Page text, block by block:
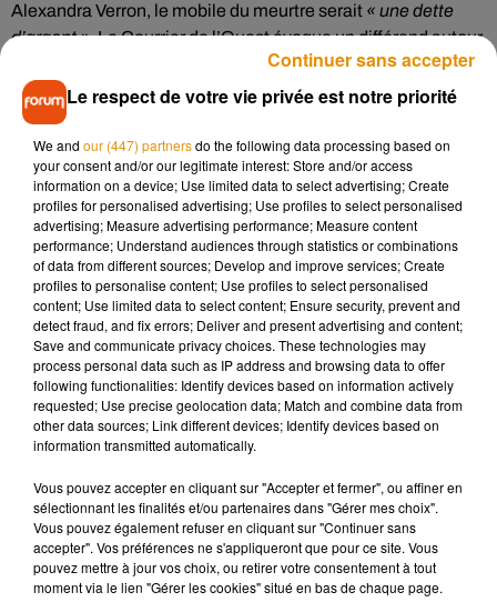
Alexandra Verron, le mobile du meurtre serait « une dette
d’argent ».Le Courrier de l’Ouestévoque un différend autour
Le suspect, arrivé en voiture sur les lieux, a pris la fuite.« Les
investigations sont en cours pour identifier et retrouver le
tireur et d’éventuels complices », indique la procureure.
Musique
6 août 2026
Pomme emprunte le décor de l’émission
« Loups Garous » pour son...
6 août 2026
La version réécrite de « Beautiful Day »
interprétée lors des...
Le respect de votre vie privée est notre priorité
We and our (447) partnersdo the following data processing based on
your consent and/or our legitimate interest: Store and/or access
information on a device; Use limited data to select advertising; Create
profiles for personalised advertising; Use profiles to select personalised
advertising; Measure advertising performance; Measure content
performance; Understand audiences through statistics or combinations
of data from different sources; Develop and improve services; Create
profiles to personalise content; Use profiles to select personalised
content; Use limited data to select content; Ensure security, prevent and
detect fraud, and fix errors; Deliver and present advertising and content;
Save and communicate privacy choices. These technologies may
process personal data such as IP address and browsing data to offer
following functionalities: Identify devices based on information actively
requested; Use precise geolocation data; Match and combine data from
other data sources; Link different devices; Identify devices based on
information transmitted automatically.
Vous pouvez accepter en cliquant sur "Accepter et fermer", ou affiner en
sélectionnant les finalités et/ou partenaires dans "Gérer mes choix".
Vous pouvez également refuser en cliquant sur "Continuer sans
accepter". Vos préférences ne s'appliqueront que pour ce site. Vous
pouvez mettre à jour vos choix, ou retirer votre consentement à tout
moment via le lien "Gérer les cookies" situé en bas de chaque page.
Continuer sans accepter